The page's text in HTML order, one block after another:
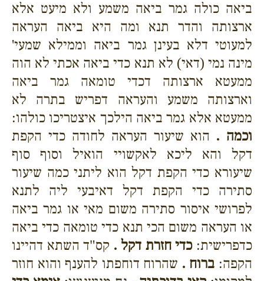
ביאה כולה גמר ביאה משמע ולא מיעט אלא
ארצותה והדר תנא ומה היא ביאה העראה
למעוטי דלא בעינן גמר ביאה וממילא שמעי'
מינה נמי (דאי) לא תנא כדי ביאה אכתי לא הוה
ממעטא ארצותה דכדי טומאה גמר ביאה
וארצותה משמע והעראה דפריש בתרה לא
ממעטא אלא גמר ביאה הילכך איצטריכו כולהו:
וכמה . הוא שיעור העראה לחודה כדי הקפת
דקל והא ליכא לאקשויי הואיל וסוף סוף
שיעורא כדי הקפת דקל הוא ליתני כמה שיעור
סתירה כדי הקפת דקל דאיבעי ליה לתנא
לפרושי איסור סתירה משום מאי או גמר ביאה
או העראה משום הכי תנא כדי טומאה כדי ביאה
כדפרישית:כדי חזרת דקל . קס"ד השתא דהיינו
הקפה: ברוח . שהרוח דוחפתו להענף והוא חוזר